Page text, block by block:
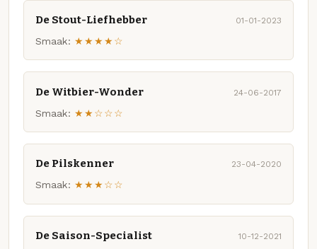
De Stout-Liefhebber 01-01-2023
Smaak: ★★★★☆
De Witbier-Wonder 24-06-2017
Smaak: ★★☆☆☆
De Pilskenner 23-04-2020
Smaak: ★★★☆☆
De Saison-Specialist 10-12-2021